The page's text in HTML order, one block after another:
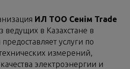
ИЛ ТОО Сенім Trade
ведущих в Казахстане в
услуги по
измерений,
электроэнергии и